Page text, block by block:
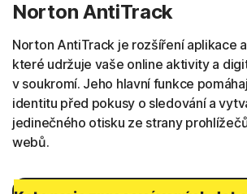
Norton AntiTrack
Norton AntiTrack je rozšíření aplikace
které udržuje vaše online aktivity a
v soukromí. Jeho hlavní funkce
identitu před pokusy o sledování a
jedinečného otisku ze strany
webů.